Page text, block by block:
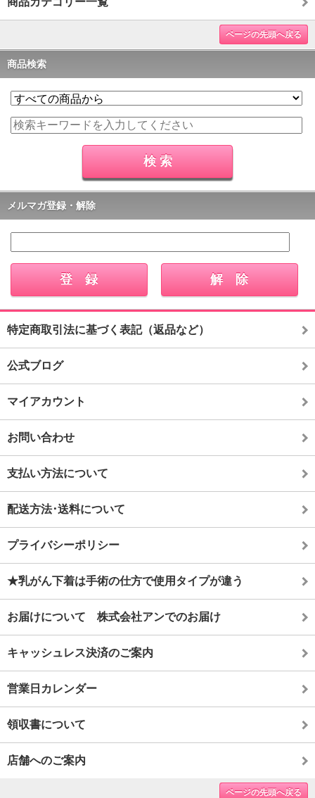
ページの先頭へ戻る
商品検索
メルマガ登録・解除
特定商取引法に基づく表記（返品など）
公式ブログ
マイアカウント
お問い合わせ
支払い方法について
配送方法･送料について
プライバシーポリシー
★乳がん下着は手術の仕方で使用タイプが違う
お届けについて 株式会社アンでのお届け
キャッシュレス決済のご案内
営業日カレンダー
領収書について
店舗へのご案内
ページの先頭へ戻る